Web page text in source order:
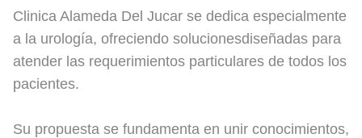
Clinica Alameda Del Jucar se dedica especialmente
a la urología, ofreciendo solucionesdiseñadas para
atender las requerimientos particulares de todos los
pacientes.
Su propuesta se fundamenta en unir conocimientos,